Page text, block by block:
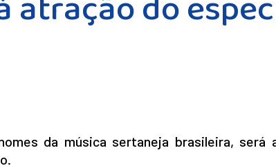
da música sertaneja brasileira, será